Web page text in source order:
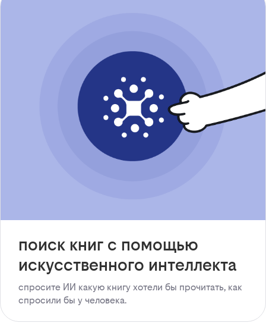
поиск книг с помощью
искусственного интеллекта
спросите ИИ какую книгу хотели бы прочитать, как
спросили бы у человека.